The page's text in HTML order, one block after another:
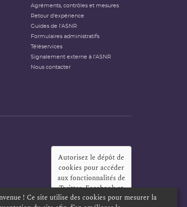
Agréments, contrôles et mesures
Retour d'expérience
Guides de l'ASNR
Formulaires administratifs
Téléservices
Signalement externe à l'ASNR
Nous contacter
Autorisez le dépôt de
cookies pour accéder
aux fonctionnalités de
Twitter, Facebook et
LinkedIn?
! Ce site utilise des cookies pour mesurer la